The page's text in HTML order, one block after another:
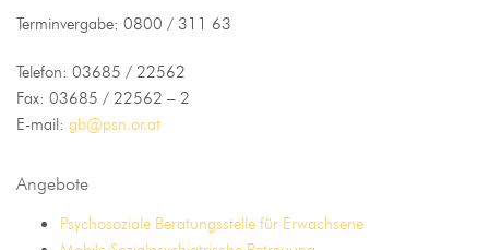
Terminvergabe: 0800 / 311 63
Telefon: 03685 / 22562
Fax: 03685 / 22562 – 2
E-mail: gb@psn.or.at
Angebote
Psychosoziale Beratungsstelle für Erwachsene